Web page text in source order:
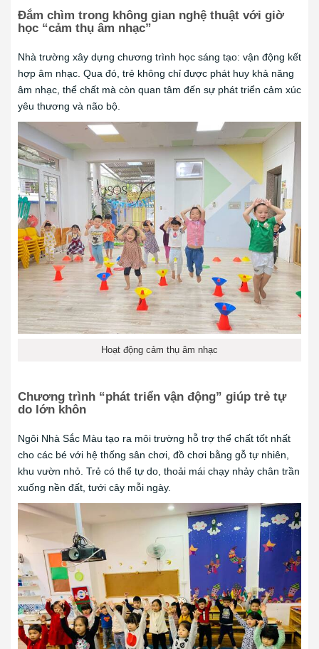
Đắm chìm trong không gian nghệ thuật với giờ
học “cảm thụ âm nhạc”
Nhà trường xây dựng chương trình học sáng tạo: vận động kết
hợp âm nhạc. Qua đó, trẻ không chỉ được phát huy khả năng
âm nhạc, thể chất mà còn quan tâm đến sự phát triển cảm xúc
yêu thương và não bộ.
Hoạt động cảm thụ âm nhạc
Chương trình “phát triển vận động” giúp trẻ tự
do lớn khôn
Ngôi Nhà Sắc Màu tạo ra môi trường hỗ trợ thể chất tốt nhất
cho các bé với hệ thống sân chơi, đồ chơi bằng gỗ tự nhiên,
khu vườn nhỏ. Trẻ có thể tự do, thoải mái chạy nhảy chân trần
xuống nền đất, tưới cây mỗi ngày.